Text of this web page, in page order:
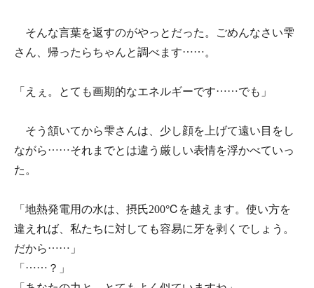
そんな言葉を返すのがやっとだった。ごめんなさい雫
さん、帰ったらちゃんと調べます……。
「えぇ。とても画期的なエネルギーです……でも」
そう頷いてから雫さんは、少し顔を上げて遠い目をし
ながら……それまでとは違う厳しい表情を浮かべていっ
た。
「地熱発電用の水は、摂氏200℃を越えます。使い方を
違えれば、私たちに対しても容易に牙を剥くでしょう。
だから……」
「……？」